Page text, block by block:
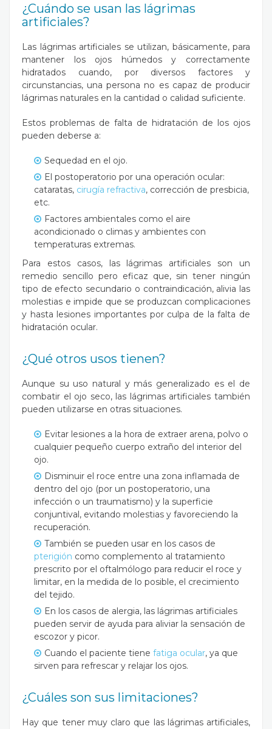
¿Cuándo se usan las lágrimas
artificiales?
Las lágrimas artificiales se utilizan, básicamente, para
mantener los ojos húmedos y correctamente
hidratados cuando, por diversos factores y
circunstancias, una persona no es capaz de producir
lágrimas naturales en la cantidad o calidad suficiente.
Estos problemas de falta de hidratación de los ojos
pueden deberse a:
Sequedad en el ojo.
El postoperatorio por una operación ocular:
cataratas, cirugía refractiva, corrección de presbicia,
etc.
Factores ambientales como el aire
acondicionado o climas y ambientes con
temperaturas extremas.
Para estos casos, las lágrimas artificiales son un
remedio sencillo pero eficaz que, sin tener ningún
tipo de efecto secundario o contraindicación, alivia las
molestias e impide que se produzcan complicaciones
y hasta lesiones importantes por culpa de la falta de
hidratación ocular.
¿Qué otros usos tienen?
Aunque su uso natural y más generalizado es el de
combatir el ojo seco, las lágrimas artificiales también
pueden utilizarse en otras situaciones.
Evitar lesiones a la hora de extraer arena, polvo o
cualquier pequeño cuerpo extraño del interior del
ojo.
Disminuir el roce entre una zona inflamada de
dentro del ojo (por un postoperatorio, una
infección o un traumatismo) y la superficie
conjuntival, evitando molestias y favoreciendo la
recuperación.
También se pueden usar en los casos de
pterigión como complemento al tratamiento
prescrito por el oftalmólogo para reducir el roce y
limitar, en la medida de lo posible, el crecimiento
del tejido.
En los casos de alergia, las lágrimas artificiales
pueden servir de ayuda para aliviar la sensación de
escozor y picor.
Cuando el paciente tiene fatiga ocular, ya que
sirven para refrescar y relajar los ojos.
¿Cuáles son sus limitaciones?
Hay que tener muy claro que las lágrimas artificiales,